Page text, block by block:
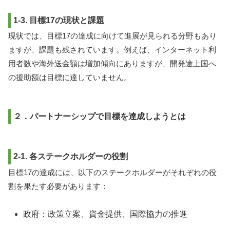
1-3. 目標17の現状と課題
現状では、目標17の達成に向けて進展が見られる分野もあり
ますが、課題も残されています。例えば、インターネット利
用者数や海外送金額は増加傾向にありますが、開発途上国へ
の援助額は目標に達していません。
２．パートナーシップで目標を達成しようとは
2-1. 各ステークホルダーの役割
目標17の達成には、以下のステークホルダーがそれぞれの役
割を果たす必要があります：
政府：政策立案、資金提供、国際協力の推進